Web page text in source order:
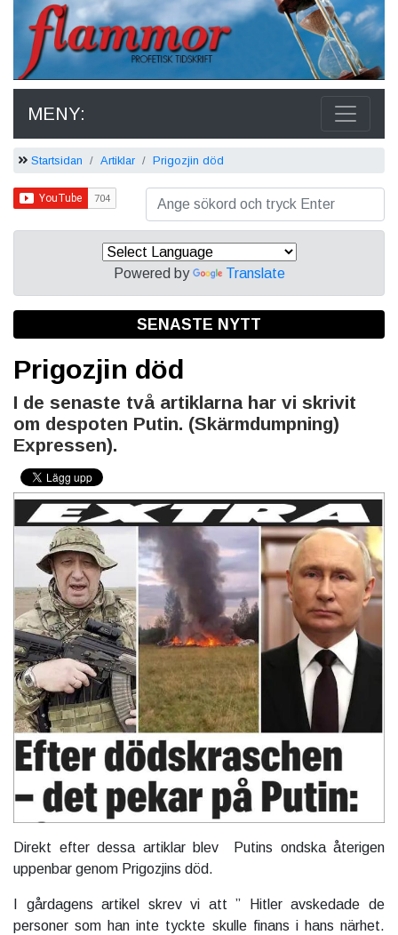
MENY:
Startsidan Artiklar Prigozjin död
Powered by Translate
SENASTE NYTT
Prigozjin död
I de senaste två artiklarna har vi skrivit
om despoten Putin. (Skärmdumpning)
Expressen).
Direkt efter dessa artiklar blev Putins ondska återigen
uppenbar genom Prigozjins död.
I gårdagens artikel skrev vi att ” Hitler avskedade de
personer som han inte tyckte skulle finans i hans närhet.